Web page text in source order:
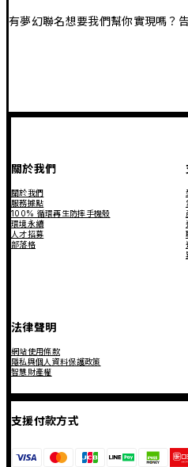
有夢幻聯名想要我們幫你實現嗎？
關於我們
關於我們
服務據點
100% 循環再生防摔手機殼
環境永續
人才招募
部落格
法律聲明
網站使用條款
隱私與個人資料保護政策
智慧財產權
支援付款方式